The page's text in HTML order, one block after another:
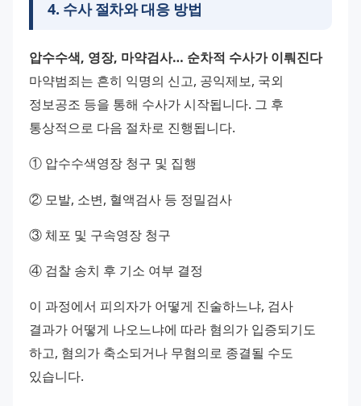
4. 수사 절차와 대응 방법
압수수색, 영장, 마약검사… 순차적 수사가 이뤄진다
마약범죄는 흔히 익명의 신고, 공익제보, 국외
정보공조 등을 통해 수사가 시작됩니다. 그 후
통상적으로 다음 절차로 진행됩니다.
① 압수수색영장 청구 및 집행
② 모발, 소변, 혈액검사 등 정밀검사
③ 체포 및 구속영장 청구
④ 검찰 송치 후 기소 여부 결정
이 과정에서 피의자가 어떻게 진술하느냐, 검사
결과가 어떻게 나오느냐에 따라 혐의가 입증되기도
하고, 혐의가 축소되거나 무혐의로 종결될 수도
있습니다.